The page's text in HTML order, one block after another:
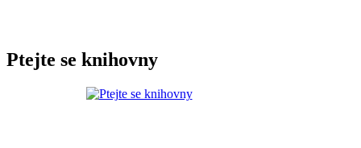
Ptejte se knihovny